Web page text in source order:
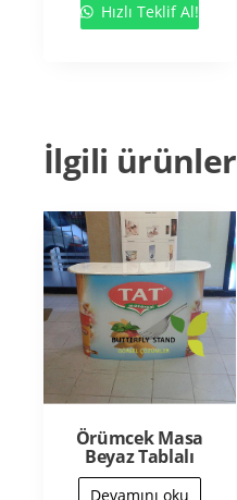
Hızlı Teklif Al!
İlgili ürünler
Örümcek Masa
Beyaz Tablalı
Devamını oku